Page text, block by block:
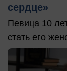
сердце»
Певица 10
стать его